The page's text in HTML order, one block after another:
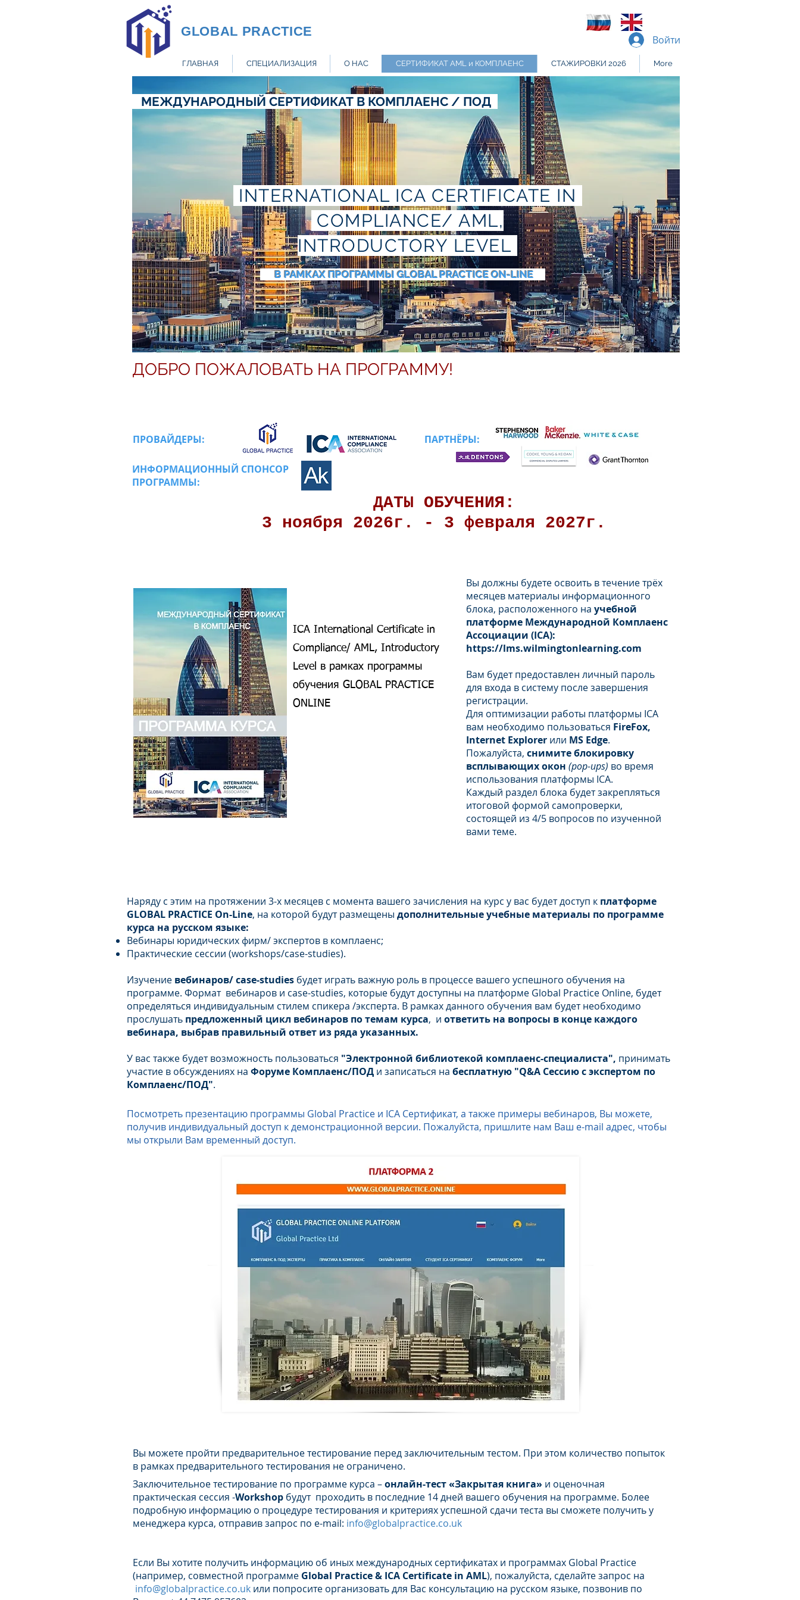
GLOBAL PRACTICE
Войти
ГЛАВНАЯ СПЕЦИАЛИЗАЦИЯ О НАС СЕРТИФИКАТ AML и КОМПЛАЕНС СТАЖИРОВКИ 2026 More
INTERNATIONAL ICA CERTIFICATE IN
COMPLIANCE/ AML,
INTRODUCTORY LEVEL
МЕЖДУНАРОДНЫЙ СЕРТИФИКАТ В КОМПЛАЕНС / ПОД
В РАМКАХ ПРОГРАММЫ GLOBAL PRACTICE ON-LINE
ОБУЧЕНИЕ НА РУССКОМ ЯЗЫКЕ
ДОБРО ПОЖАЛОВАТЬ НА ПРОГРАММУ!
ПРОВАЙДЕРЫ:
ИНФОРМАЦИОННЫЙ СПОНСОР
ПРОГРАММЫ:
ПАРТНЁРЫ:
ДАТЫ ОБУЧЕНИЯ:
3 ноября 2026г. - 3 февраля 2027г.
ICA International Certificate in
Compliance/ AML, Introductory
Level в рамках программы
обучения GLOBAL PRACTICE
ONLINE
Вы должны будете освоить в течение трёх
месяцев материалы информационного
блока, расположенного на учебной
платформе Международной Комплаенс
Ассоциации (ICA):
https://lms.wilmingtonlearning.com
Вам будет предоставлен личный пароль
для входа в систему после завершения
регистрации.
Для оптимизации работы платформы ICA
вам необходимо пользоваться FireFox,
Internet Explorer или MS Edge.
Пожалуйста, снимите блокировку
всплывающих окон (pop-ups) во время
использования платформы ICA.
Каждый раздел блока будет закрепляться
итоговой формой самопроверки,
состоящей из 4/5 вопросов по изученной
вами теме.
Наряду с этим на протяжении 3-х месяцев с момента вашего зачисления на курс у вас будет доступ к платформе
GLOBAL PRACTICE On-Line, на которой будут размещены дополнительные учебные материалы по программе
курса на русском языке:
Вебинары юридических фирм/ экспертов в комплаенс;
Практические сессии (workshops/case-studies).
Изучение вебинаров/ case-studies будет играть важную роль в процессе вашего успешного обучения на
программе. Формат вебинаров и case-studies, которые будут доступны на платформе Global Practice Online, будет
определяться индивидуальным стилем спикера /эксперта. В рамках данного обучения вам будет необходимо
прослушать предложенный цикл вебинаров по темам курса, и ответить на вопросы в конце каждого
вебинара, выбрав правильный ответ из ряда указанных.
У вас также будет возможность пользоваться "Электронной библиотекой комплаенс-специалиста", принимать
участие в обсуждениях на Форуме Комплаенс/ПОД и записаться на бесплатную "Q&A Cессию с экспертом по
Комплаенс/ПОД".
Посмотреть презентацию программы Global Practice и ICA Сертификат, а также примеры вебинаров, Вы можете,
получив индивидуальный доступ к демонстрационной версии. Пожалуйста, пришлите нам Ваш e-mail адрес, чтобы
мы открыли Вам временный доступ.
Вы можете пройти предварительное тестирование перед заключительным тестом. При этом количество попыток
в рамках предварительного тестирования не ограничено.
Заключительное тестирование по программе курса –онлайн-тест «Закрытая книга» и оценочная
практическая сессия -Workshop будут проходить в последние 14 дней вашего обучения на программе. Более
подробную информацию о процедуре тестирования и критериях успешной сдачи теста вы сможете получить у
менеджера курса, отправив запрос по e-mail: info@globalpractice.co.uk
Если Вы хотите получить информацию об иных международных сертификатах и программах Global Practice
(например, совместной программе Global Practice & ICA Certificate in AML), пожалуйста, сделайте запрос на
info@globalpractice.co.uk или попросите организовать для Вас консультацию на русском языке, позвонив по